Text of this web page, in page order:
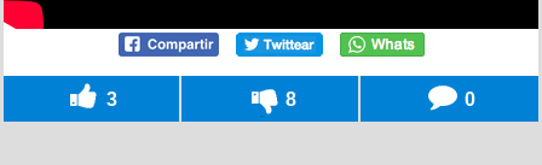
3 8 0